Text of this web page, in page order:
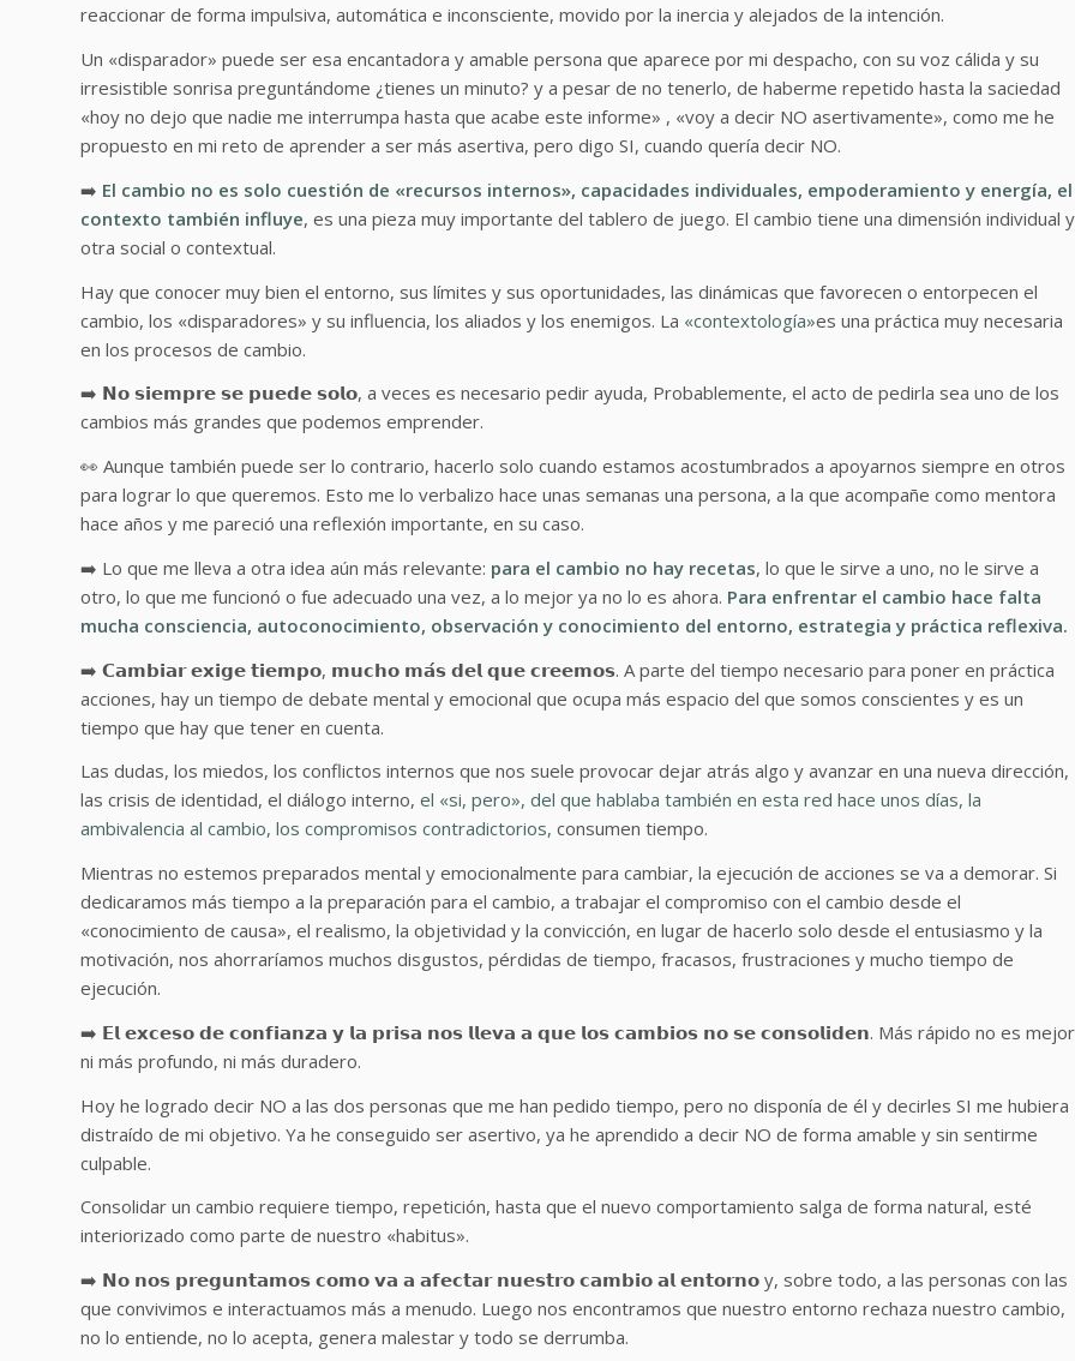
reaccionar de forma impulsiva, automática e inconsciente, movido por la inercia y alejados de la intención.
Un «disparador» puede ser esa encantadora y amable persona que aparece por mi despacho, con su voz cálida y su
irresistible sonrisa preguntándome ¿tienes un minuto? y a pesar de no tenerlo, de haberme repetido hasta la saciedad
«hoy no dejo que nadie me interrumpa hasta que acabe este informe» , «voy a decir NO asertivamente», como me he
propuesto en mi reto de aprender a ser más asertiva, pero digo SI, cuando quería decir NO.
➡️ El cambio no es solo cuestión de «recursos internos», capacidades individuales, empoderamiento y energía, el
contexto también influye, es una pieza muy importante del tablero de juego. El cambio tiene una dimensión individual y
otra social o contextual.
Hay que conocer muy bien el entorno, sus límites y sus oportunidades, las dinámicas que favorecen o entorpecen el
cambio, los «disparadores» y su influencia, los aliados y los enemigos. La «contextología»es una práctica muy necesaria
en los procesos de cambio.
➡️ 𝗡𝗼 𝘀𝗶𝗲𝗺𝗽𝗿𝗲 𝘀𝗲 𝗽𝘂𝗲𝗱𝗲 𝘀𝗼𝗹𝗼, a veces es necesario pedir ayuda, Probablemente, el acto de pedirla sea uno de los
cambios más grandes que podemos emprender.
👀 Aunque también puede ser lo contrario, hacerlo solo cuando estamos acostumbrados a apoyarnos siempre en otros
para lograr lo que queremos. Esto me lo verbalizo hace unas semanas una persona, a la que acompañe como mentora
hace años y me pareció una reflexión importante, en su caso.
➡️ Lo que me lleva a otra idea aún más relevante: para el cambio no hay recetas, lo que le sirve a uno, no le sirve a
otro, lo que me funcionó o fue adecuado una vez, a lo mejor ya no lo es ahora. Para enfrentar el cambio hace falta
mucha consciencia, autoconocimiento, observación y conocimiento del entorno, estrategia y práctica reflexiva.
➡️ 𝗖𝗮𝗺𝗯𝗶𝗮𝗿 𝗲𝘅𝗶𝗴𝗲 𝘁𝗶𝗲𝗺𝗽𝗼, 𝗺𝘂𝗰𝗵𝗼 𝗺𝗮́𝘀 𝗱𝗲𝗹 𝗾𝘂𝗲 𝗰𝗿𝗲𝗲𝗺𝗼𝘀. A parte del tiempo necesario para poner en práctica
acciones, hay un tiempo de debate mental y emocional que ocupa más espacio del que somos conscientes y es un
tiempo que hay que tener en cuenta.
Las dudas, los miedos, los conflictos internos que nos suele provocar dejar atrás algo y avanzar en una nueva dirección,
las crisis de identidad, el diálogo interno, el «si, pero», del que hablaba también en esta red hace unos días, la
ambivalencia al cambio, los compromisos contradictorios, consumen tiempo.
Mientras no estemos preparados mental y emocionalmente para cambiar, la ejecución de acciones se va a demorar. Si
dedicaramos más tiempo a la preparación para el cambio, a trabajar el compromiso con el cambio desde el
«conocimiento de causa», el realismo, la objetividad y la convicción, en lugar de hacerlo solo desde el entusiasmo y la
motivación, nos ahorraríamos muchos disgustos, pérdidas de tiempo, fracasos, frustraciones y mucho tiempo de
ejecución.
➡️ 𝗘𝗹 𝗲𝘅𝗰𝗲𝘀𝗼 𝗱𝗲 𝗰𝗼𝗻𝗳𝗶𝗮𝗻𝘇𝗮 𝘆 𝗹𝗮 𝗽𝗿𝗶𝘀𝗮 𝗻𝗼𝘀 𝗹𝗹𝗲𝘃𝗮 𝗮 𝗾𝘂𝗲 𝗹𝗼𝘀 𝗰𝗮𝗺𝗯𝗶𝗼𝘀 𝗻𝗼 𝘀𝗲 𝗰𝗼𝗻𝘀𝗼𝗹𝗶𝗱𝗲𝗻. Más rápido no es
ni más profundo, ni más duradero.
Hoy he logrado decir NO a las dos personas que me han pedido tiempo, pero no disponía de él y decirles SI me hubiera
distraído de mi objetivo. Ya he conseguido ser asertivo, ya he aprendido a decir NO de forma amable y sin sentirme
culpable.
Consolidar un cambio requiere tiempo, repetición, hasta que el nuevo comportamiento salga de forma natural, esté
interiorizado como parte de nuestro «habitus».
➡️ 𝗡𝗼 𝗻𝗼𝘀 𝗽𝗿𝗲𝗴𝘂𝗻𝘁𝗮𝗺𝗼𝘀 𝗰𝗼𝗺𝗼 𝘃𝗮 𝗮 𝗮𝗳𝗲𝗰𝘁𝗮𝗿 𝗻𝘂𝗲𝘀𝘁𝗿𝗼 𝗰𝗮𝗺𝗯𝗶𝗼 𝗮𝗹 𝗲𝗻𝘁𝗼𝗿𝗻𝗼 y, sobre todo, a las personas con las
que convivimos e interactuamos más a menudo. Luego nos encontramos que nuestro entorno rechaza nuestro cambio,
no lo entiende, no lo acepta, genera malestar y todo se derrumba.